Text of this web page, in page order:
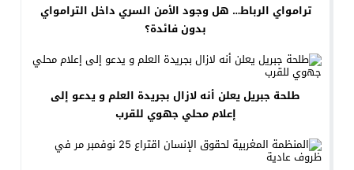
ترامواي الرباط… هل وجود الأمن السري داخل الترامواي
بدون فائدة؟
طلحة جبريل يعلن أنه لازال بجريدة العلم و يدعو إلى
إعلام محلي جهوي للقرب